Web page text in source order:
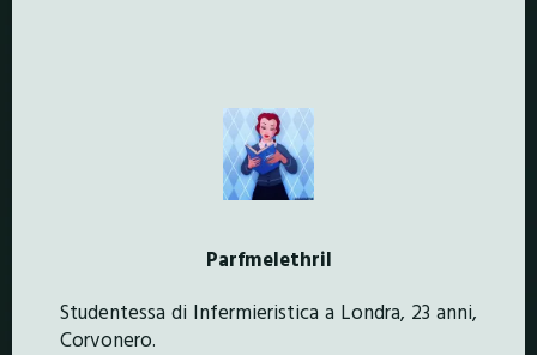
Parfmelethril
Studentessa di Infermieristica a Londra, 23 anni,
Corvonero.